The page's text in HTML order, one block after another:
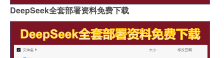
DeepSeek全套部署资料免费下载